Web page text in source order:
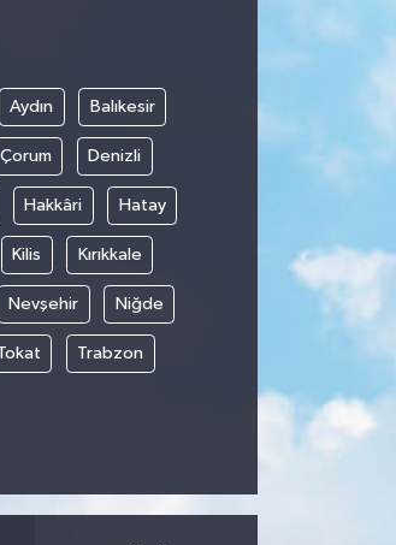
Aydın Balıkesir
Çorum Denizli
Hakkâri Hatay
Kilis Kırıkkale
Nevşehir Niğde
Trabzon